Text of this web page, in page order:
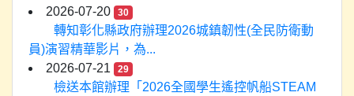
2026-07-20
30
轉知彰化縣政府辦理2026城鎮韌性(全民防衛動
員)演習精華影片，為...
2026-07-21
29
檢送本館辦理「2026全國學生遙控帆船STEAM